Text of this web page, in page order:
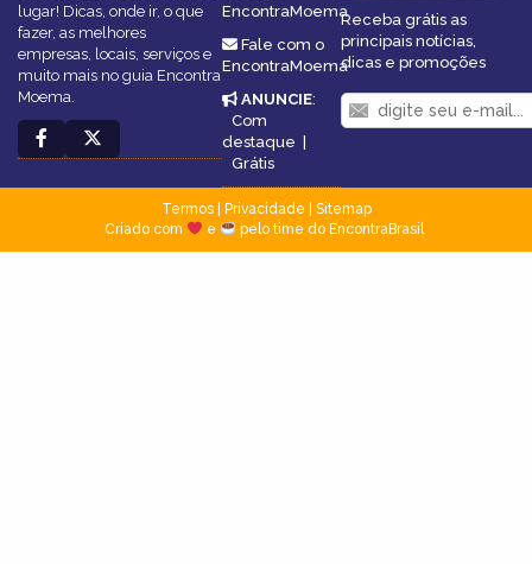
lugar! Dicas, onde ir, o que
fazer, as melhores
empresas, locais, serviços e
muito mais no guia Encontra
Moema.
EncontraMoema
Fale com o
EncontraMoema
ANUNCIE:
Com
destaque |
Grátis
Receba grátis as
principais notícias,
dicas e promoções
Termos| Privacidade
Sitemap
Criado com
e pelo time do EncontraBrasil